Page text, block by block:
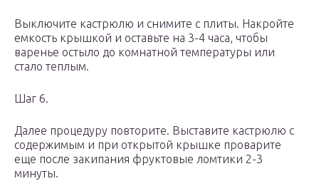
Выключите кастрюлю и снимите с плиты. Накройте
емкость крышкой и оставьте на 3-4 часа, чтобы
варенье остыло до комнатной температуры или
стало теплым.
Шаг 6.
Далее процедуру повторите. Выставите кастрюлю с
содержимым и при открытой крышке проварите
еще после закипания фруктовые ломтики 2-3
минуты.